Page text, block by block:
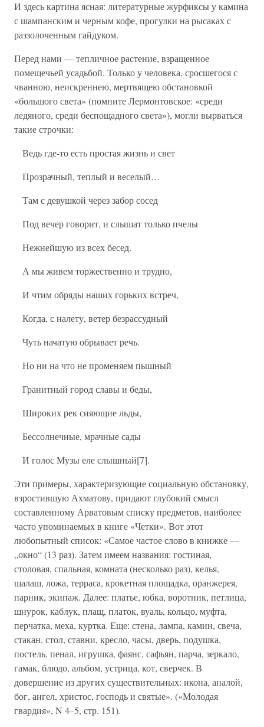
И здесь картина ясная: литературные журфиксы у камина
с шампанским и черным кофе, прогулки на рысаках с
раззолоченным гайдуком.
Перед нами — тепличное растение, взращенное
помещечьей усадьбой. Только у человека, сросшегося с
чванною, неискреннею, мертвящею обстановкой
«большого света» (помните Лермонтовское: «среди
ледяного, среди беспощадного света»), могли вырваться
такие строчки:
Ведь где-то есть простая жизнь и свет
Прозрачный, теплый и веселый…
Там с девушкой через забор сосед
Под вечер говорит, и слышат только пчелы
Нежнейшую из всех бесед.
А мы живем торжественно и трудно,
И чтим обряды наших горьких встреч,
Когда, с налету, ветер безрассудный
Чуть начатую обрывает речь.
Но ни на что не променяем пышный
Гранитный город славы и беды,
Широких рек сияющие льды,
Бессолнечные, мрачные сады
И голос Музы еле слышный[7].
Эти примеры, характеризующие социальную обстановку,
взростившую Ахматову, придают глубокий смысл
составленному Арватовым списку предметов, наиболее
часто упоминаемых в книге «Четки». Вот этот
любопытный список: «Самое частое слово в книжке —
„окно“ (13 раз). Затем имеем названия: гостиная,
столовая, спальная, комната (несколько раз), келья,
шалаш, ложа, терраса, крокетная площадка, оранжерея,
парник, экипаж. Далее: платье, юбка, воротник, петлица,
шнурок, каблук, плащ, платок, вуаль, кольцо, муфта,
перчатка, меха, куртка. Еще: стена, лампа, камин, свеча,
стакан, стол, ставни, кресло, часы, дверь, подушка,
постель, пенал, игрушка, фаянс, сафьян, парча, зеркало,
гамак, блюдо, альбом, устрица, кот, сверчек. В
довершение из других существительных: икона, аналой,
бог, ангел, христос, господь и святые». («Молодая
гвардия», N 4–5, стр. 151).